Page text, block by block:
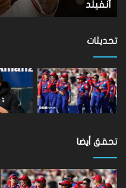
الترتيب
برمنغهام
الترتيب برمنغهام فينيكس
تحديثات
تحقق أيضا